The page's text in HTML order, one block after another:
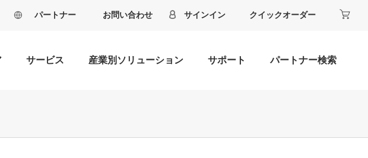
パートナー お問い合わせ サインイン クイックオーダー
サービス 産業別ソリューション サポート パートナー検索